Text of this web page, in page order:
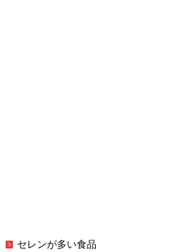
セレンが多い食品